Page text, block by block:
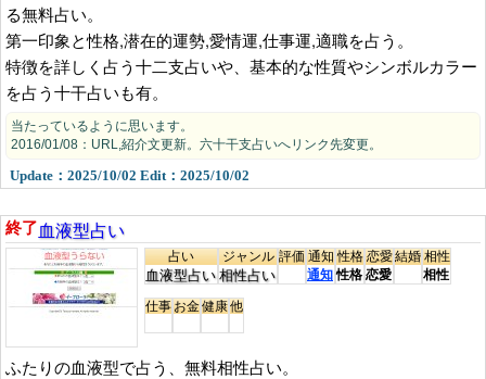
る無料占い。
第一印象と性格,潜在的運勢,愛情運,仕事運,適職を占う。
特徴を詳しく占う十二支占いや、基本的な性質やシンボルカラー
を占う十干占いも有。
当たっているように思います。
2016/01/08：URL,紹介文更新。六十干支占いへリンク先変更。
Update：2025/10/02 Edit：2025/10/02
終了血液型占い
占い
血液型占い
ジャンル
相性占い
評価通知
通知
性格
性格
恋愛
恋愛
結婚相性
相性
仕事お金健康他
ふたりの血液型で占う、無料相性占い。